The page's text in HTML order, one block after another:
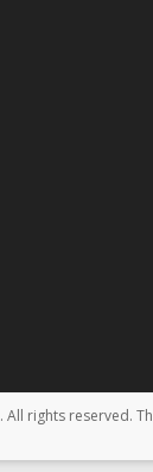
. All rights reserved.